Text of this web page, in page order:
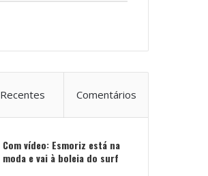
Recentes Comentários
Com vídeo: Esmoriz está na
moda e vai à boleia do surf